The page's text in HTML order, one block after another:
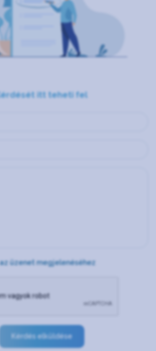
itt teheti fel
üzenet megjelenéséhez
Kérdés elküldése